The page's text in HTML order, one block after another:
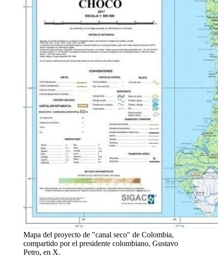
Mapa del proyecto de "canal seco" de Colombia,
compartido por el presidente colombiano, Gustavo
Petro, en X.